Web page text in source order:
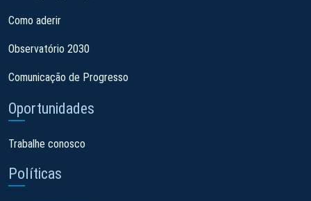
Como aderir
Observatório 2030
Comunicação de Progresso
Oportunidades
Trabalhe conosco
Políticas